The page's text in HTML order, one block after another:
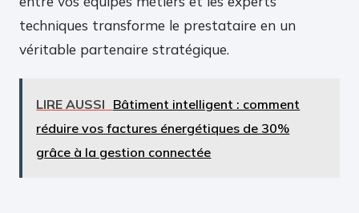
techniques transforme le prestataire en un
véritable partenaire stratégique.
LIRE AUSSI Bâtiment intelligent : comment
réduire vos factures énergétiques de 30%
grâce à la gestion connectée